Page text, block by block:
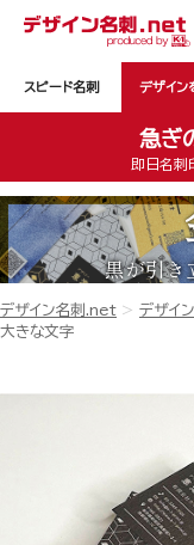
スピード名刺 デザイン
急ぎ
即日名刺
黒が引き
デザイン名刺.net デザイ
大きな文字